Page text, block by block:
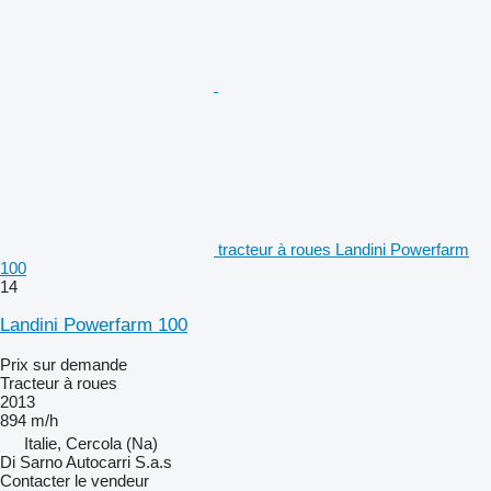
tracteur à roues Landini Powerfarm
100
14
Landini Powerfarm 100
Prix sur demande
Tracteur à roues
2013
894 m/h
Italie, Cercola (Na)
Di Sarno Autocarri S.a.s
Contacter le vendeur